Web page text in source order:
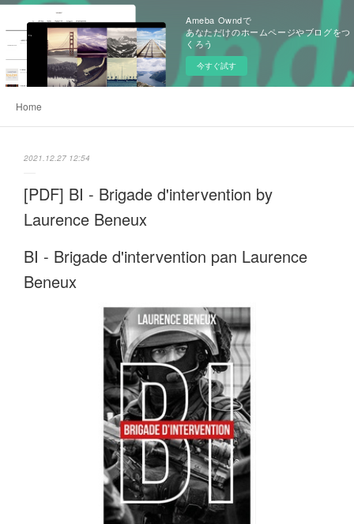
Ameba Owndで
あなただけのホームページやブログをつ
くろう
今すぐ試す
Home
2021.12.27 12:54
[PDF] BI - Brigade d'intervention by
Laurence Beneux
BI - Brigade d'intervention pan Laurence
Beneux